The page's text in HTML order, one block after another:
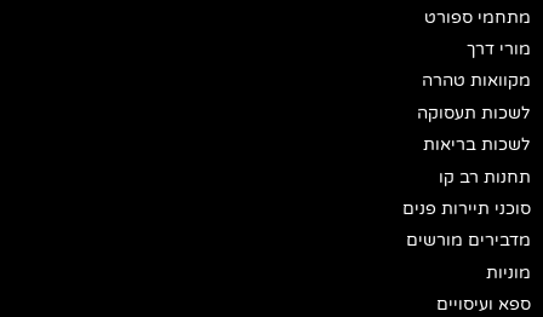
מתחמי ספורט
מורי דרך
מקוואות טהרה
לשכות תעסוקה
לשכות בריאות
תחנות רב קו
סוכני תיירות פנים
מדבירים מורשים
מוניות
ספא ועיסויים